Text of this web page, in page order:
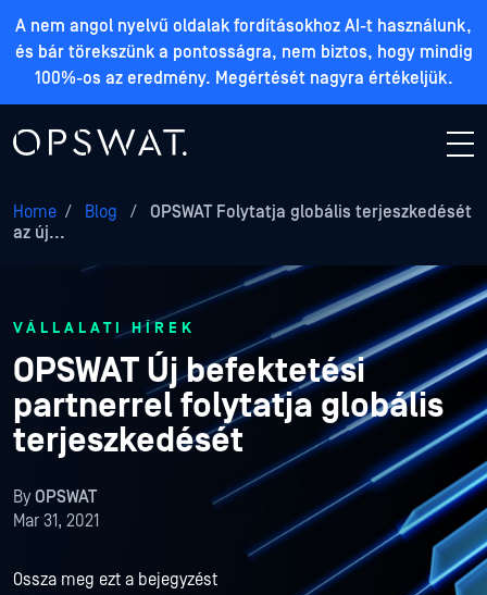
A nem angol nyelvű oldalak fordításokhoz AI-t használunk,
és bár törekszünk a pontosságra, nem biztos, hogy mindig
100%-os az eredmény. Megértését nagyra értékeljük.
Home / Blog /
OPSWAT Folytatja globális terjeszkedését
az új...
VÁLLALATI HÍREK
OPSWAT Új befektetési
partnerrel folytatja globális
terjeszkedését
ByOPSWAT
Mar 31, 2021
Ossza meg ezt a bejegyzést